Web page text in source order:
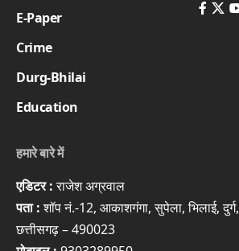
E-Paper
Crime
Durg-Bhilai
Education
हमारे बारे में
एडिटर :राजेश अग्रवाल
पता :शॉप नं.-12, आकाशगंगा, सुपेला, भिलाई, दुर्ग,
छत्तीसगढ़ – 490023